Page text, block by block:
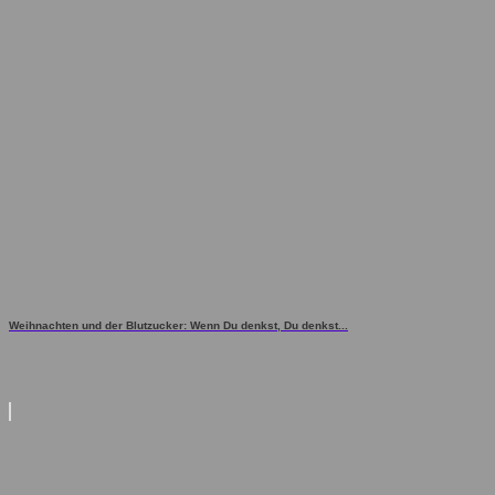
Weihnachten und der Blutzucker: Wenn Du denkst, Du denkst...